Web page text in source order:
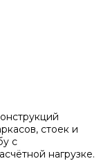
стоек и
с
нагрузке.